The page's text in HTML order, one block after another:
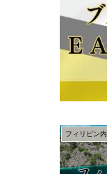
フィリピン内